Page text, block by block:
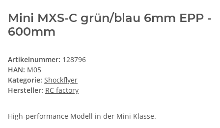
Mini MXS-C grün/blau 6mm EPP -
600mm
Artikelnummer: 128796
HAN: M05
Kategorie: Shockflyer
Hersteller: RC factory
High-performance Modell in der Mini Klasse.